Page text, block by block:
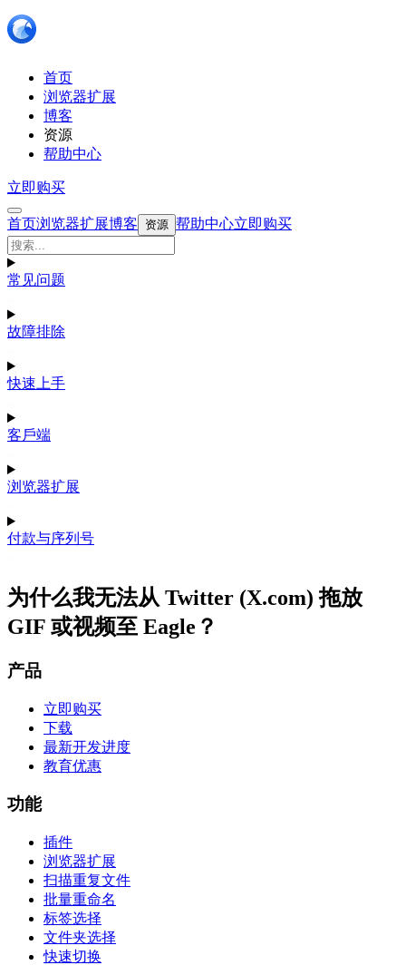
首页
浏览器扩展
博客
资源
帮助中心
立即购买
首页浏览器扩展博客 资源 帮助中心立即购买
常见问题
故障排除
快速上手
客戶端
浏览器扩展
付款与序列号
为什么我无法从 Twitter (X.com) 拖放
GIF 或视频至 Eagle？
产品
立即购买
下载
最新开发进度
教育优惠
功能
插件
浏览器扩展
扫描重复文件
批量重命名
标签选择
文件夹选择
快速切换